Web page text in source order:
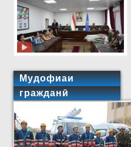
Мудофиаи
гражданӣ